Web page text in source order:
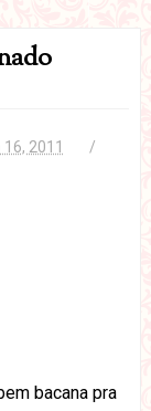
2011
bacana pra